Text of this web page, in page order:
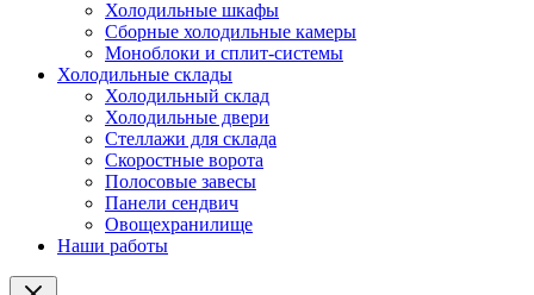
Холодильные шкафы
Сборные холодильные камеры
Моноблоки и сплит-системы
Холодильные склады
Холодильный склад
Холодильные двери
Стеллажи для склада
Скоростные ворота
Полосовые завесы
Панели сендвич
Овощехранилище
Наши работы